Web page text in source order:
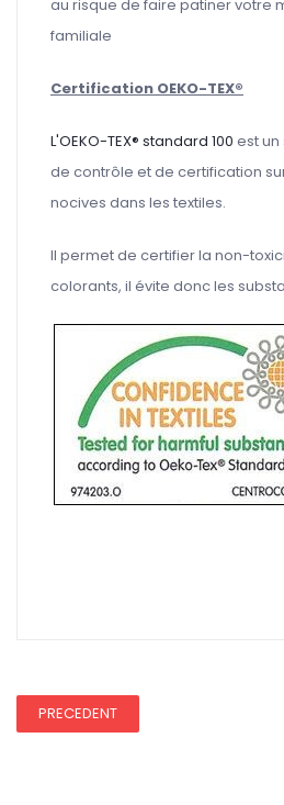
au risque de faire patiner votre
familiale
Certification OEKO-TEX®
L'OEKO-TEX® standard 100 est
de contrôle et de certification
nocives dans les textiles.
Il permet de certifier la non-
colorants, il évite donc les
PRECEDENT